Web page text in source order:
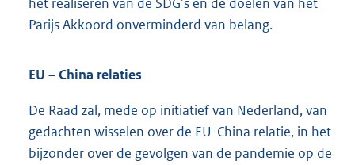
Parijs Akkoord onverminderd van belang.
EU – China relaties
De Raad zal, mede op initiatief van Nederland, van
gedachten wisselen over de EU-China relatie, in het
bijzonder over de gevolgen van de pandemie op de